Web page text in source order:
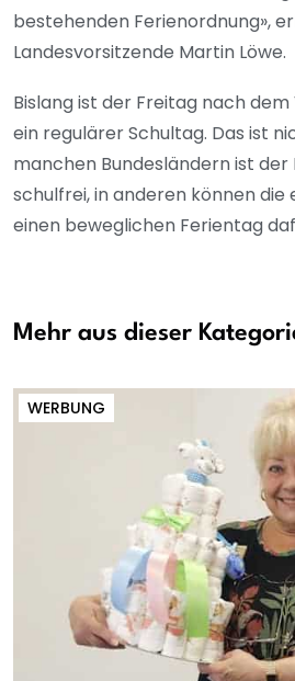
bestehenden Ferienordnung»,
Landesvorsitzende Martin Löwe.
Bislang ist der Freitag nach
ein regulärer Schultag. Das ist
manchen Bundesländern ist
schulfrei, in anderen können die
einen beweglichen Ferientag
Mehr aus dieser
WERBUNG